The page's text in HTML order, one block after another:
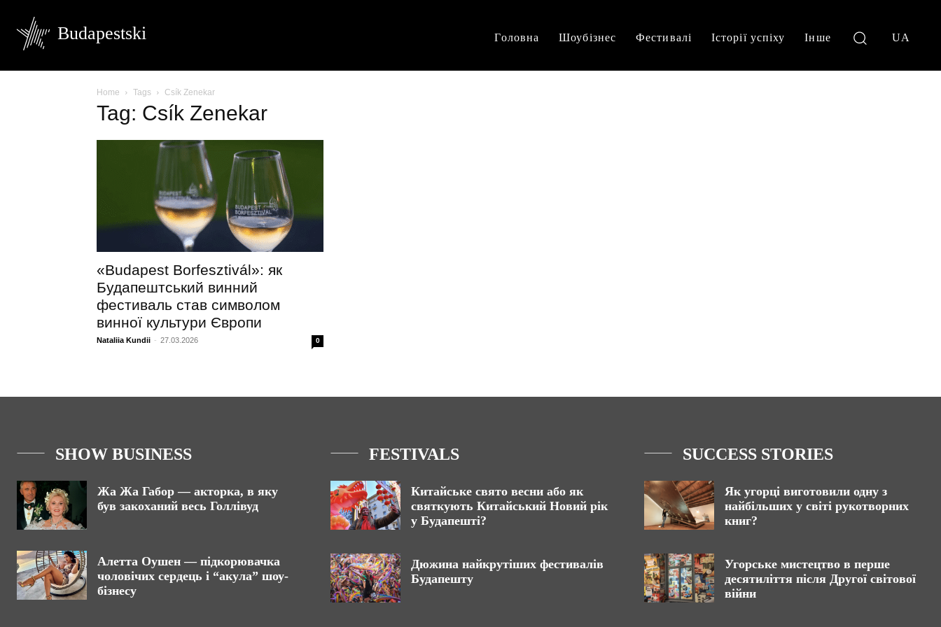
Budapestski Головна Шоубізнес Фестивалі Історії успіху Інше UA
Home Tags Csík Zenekar
Tag: Csík Zenekar
«Budapest Borfesztivál»: як
Будапештський винний
фестиваль став символом
винної культури Європи
Nataliia Kundii - 27.03.2026 0
SHOW BUSINESS
Жа Жа Габор — акторка, в яку
був закоханий весь Голлівуд
Алетта Оушен — підкорювачка
чоловічих сердець і “акула” шоу-
бізнесу
FESTIVALS
Китайське свято весни або як
святкують Китайський Новий рік
у Будапешті?
Дюжина найкрутіших фестивалів
Будапешту
SUCCESS STORIES
Як угорці виготовили одну з
найбільших у світі рукотворних
книг?
Угорське мистецтво в перше
десятиліття після Другої світової
війни